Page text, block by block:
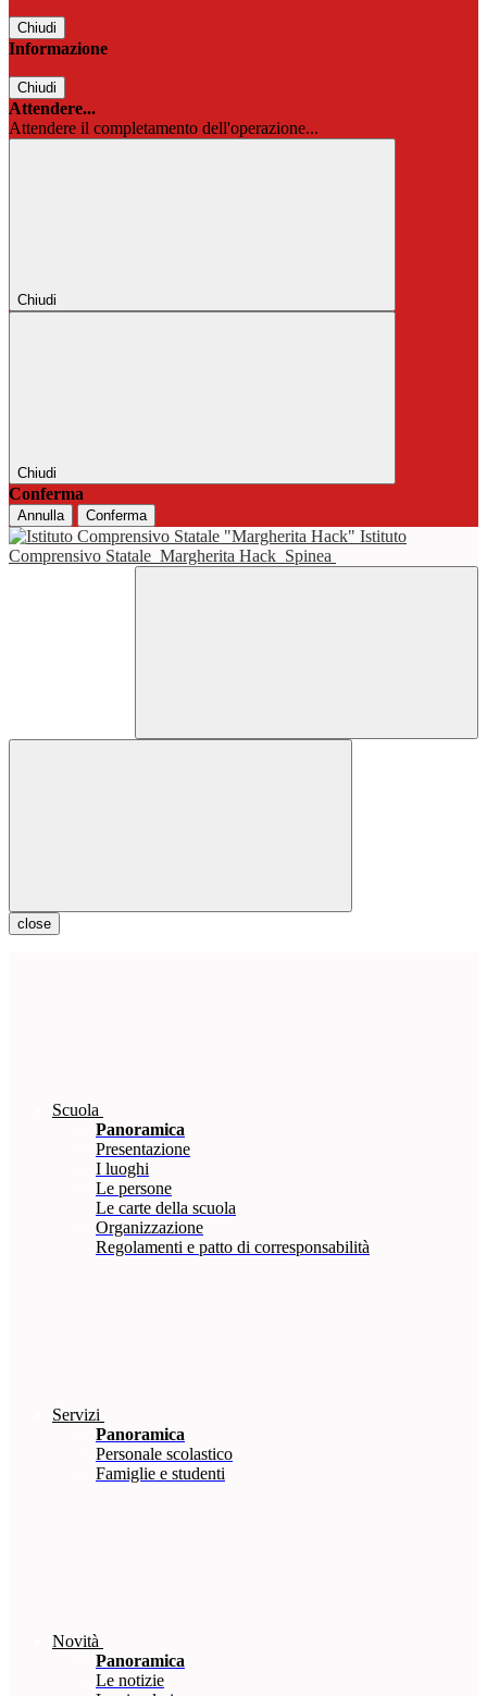
Chiudi
Informazione
Chiudi
Attendere...
Attendere il completamento dell'operazione...
Chiudi
Chiudi
Conferma
Annulla Conferma
Istituto
Comprensivo Statale Margherita Hack Spinea
close
Scuola
Panoramica
Presentazione
I luoghi
Le persone
Le carte della scuola
Organizzazione
Regolamenti e patto di corresponsabilità
Servizi
Panoramica
Personale scolastico
Famiglie e studenti
Novità
Panoramica
Le notizie